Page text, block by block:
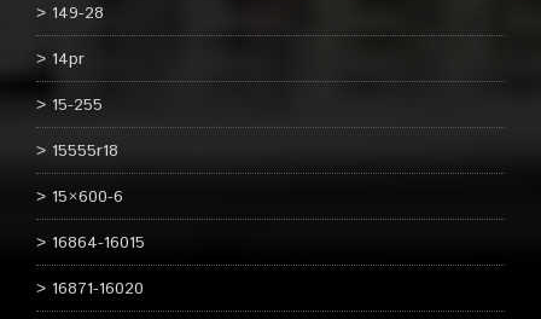
149-28
14pr
15-255
15555r18
15×600-6
16864-16015
16871-16020